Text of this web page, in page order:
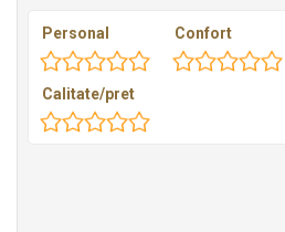
Personal Confort
Calitate/pret